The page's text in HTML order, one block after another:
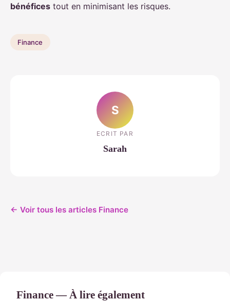
bénéfices tout en minimisant les risques.
Finance
S
ECRIT PAR
Sarah
← Voir tous les articles Finance
Finance — À lire également